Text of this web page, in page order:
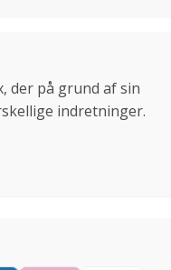
der på grund af sin
indretninger.